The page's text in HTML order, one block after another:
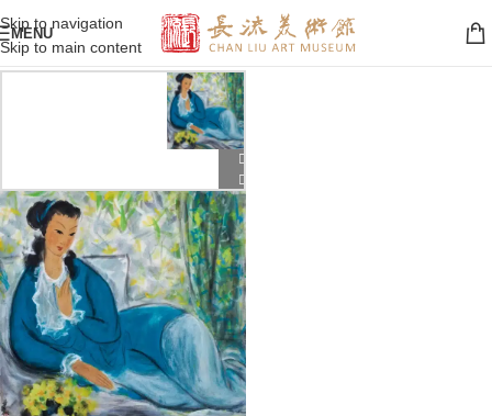
Skip to navigation
Skip to main content
MENU